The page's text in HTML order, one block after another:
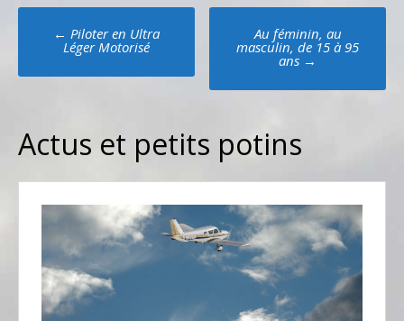
Poste
navigation
← Piloter en Ultra
Léger Motorisé
Au féminin, au
masculin, de 15 à 95
ans →
Actus et petits potins